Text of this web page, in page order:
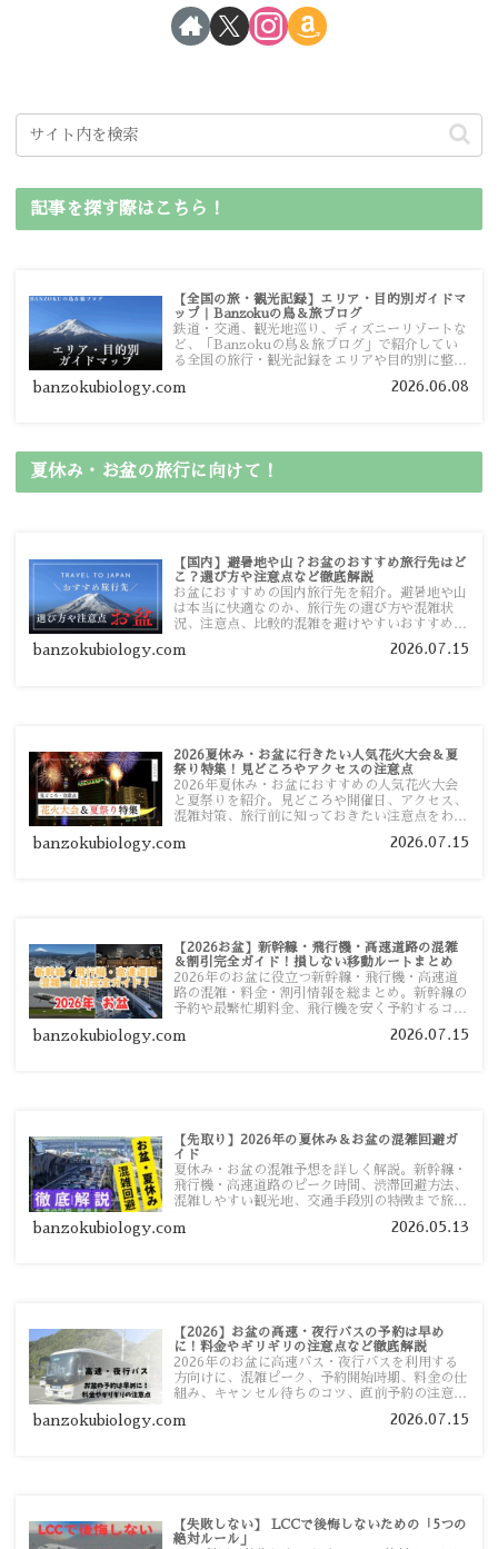
記事を探す際はこちら！
【全国の旅・観光記録】エリア・目的別ガイドマ
ップ｜Banzokuの鳥＆旅ブログ
鉄道・交通、観光地巡り、ディズニーリゾートな
ど、「Banzokuの鳥＆旅ブログ」で紹介してい
る全国の旅行・観光記録をエリアや目的別に整理
ガイドマップからスムーズに見つけていただけま
banzokubiology.com 2026.06.08
夏休み・お盆の旅行に向けて！
【国内】避暑地や山？お盆のおすすめ旅行先はど
こ？選び方や注意点など徹底解説
お盆におすすめの国内旅行先を紹介。避暑地や山
は本当に快適なのか、旅行先の選び方や混雑状
況、注意点、比較的混雑を避けやすいおすすめス
す。
banzokubiology.com 2026.07.15
2026夏休み・お盆に行きたい人気花火大会＆夏
祭り特集！見どころやアクセスの注意点
2026年夏休み・お盆におすすめの人気花火大会
と夏祭りを紹介。見どころや開催日、アクセス、
混雑対策、旅行前に知っておきたい注意点をわか
banzokubiology.com 2026.07.15
【2026お盆】新幹線・飛行機・高速道路の混雑
＆割引完全ガイド！損しない移動ルートまとめ
2026年のお盆に役立つ新幹線・飛行機・高速道
路の混雑・料金・割引情報を総まとめ。新幹線の
予約や最繁忙期料金、飛行機を安く予約するコ
い移動方法を分かりやすく解説します。
banzokubiology.com 2026.07.15
【先取り】2026年の夏休み＆お盆の混雑回避ガ
イド
夏休み・お盆の混雑予想を詳しく解説。新幹線・
飛行機・高速道路のピーク時間、渋滞回避方法、
混雑しやすい観光地、交通手段別の特徴まで旅行
banzokubiology.com 2026.05.13
【2026】お盆の高速・夜行バスの予約は早め
に！料金やギリギリの注意点など徹底解説
2026年のお盆に高速バス・夜行バスを利用する
方向けに、混雑ピーク、予約開始時期、料金の仕
組み、キャンセル待ちのコツ、直前予約の注意点
banzokubiology.com 2026.07.15
【失敗しない】 LCCで後悔しないための「5つの
絶対ルール」